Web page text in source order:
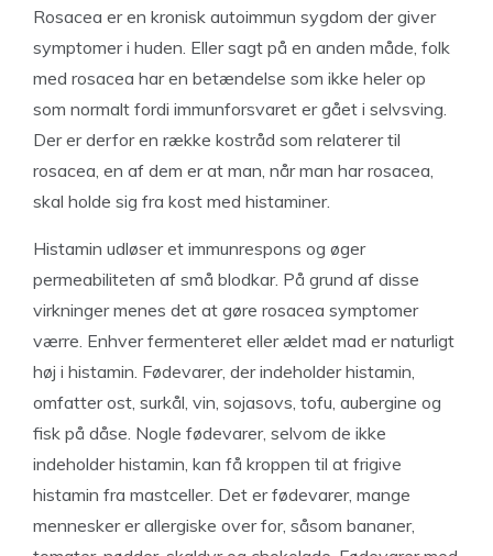
Rosacea er en kronisk autoimmun sygdom der giver
symptomer i huden. Eller sagt på en anden måde, folk
med rosacea har en betændelse som ikke heler op
som normalt fordi immunforsvaret er gået i selvsving.
Der er derfor en række kostråd som relaterer til
rosacea, en af dem er at man, når man har rosacea,
skal holde sig fra kost med histaminer.
Histamin udløser et immunrespons og øger
permeabiliteten af ​​små blodkar. På grund af disse
virkninger menes det at gøre rosacea symptomer
værre. Enhver fermenteret eller ældet mad er naturligt
høj i histamin. Fødevarer, der indeholder histamin,
omfatter ost, surkål, vin, sojasovs, tofu, aubergine og
fisk på dåse. Nogle fødevarer, selvom de ikke
indeholder histamin, kan få kroppen til at frigive
histamin fra mastceller. Det er fødevarer, mange
mennesker er allergiske over for, såsom bananer,